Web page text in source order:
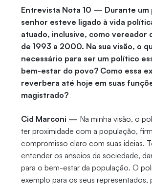
Entrevista Nota 10 — Durante um
senhor esteve ligado à vida
atuado, inclusive, como vereador
de 1993 a 2000. Na sua visão, o
necessário para ser um político
bem-estar do povo? Como essa
reverbera até hoje em suas
magistrado?
Cid Marconi — Na minha visão, o
ter proximidade com a população,
compromisso claro com suas ideias.
entender os anseios da sociedade,
para o bem-estar da população. O
exemplo para os seus representados,